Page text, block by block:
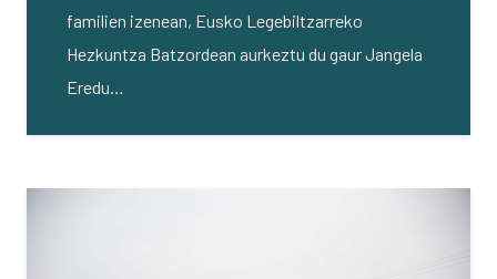
familien izenean, Eusko Legebiltzarreko
Hezkuntza Batzordean aurkeztu du gaur Jangela
Eredu…